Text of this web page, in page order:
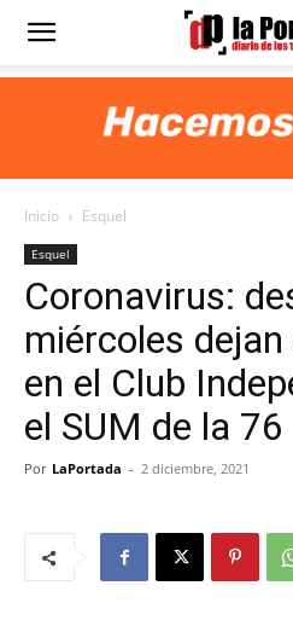
Diario
Portada
Inicio Esquel
Esquel
Coronavirus:
miércoles
en el Club
el SUM de la 76
Por LaPortada - 2 diciembre, 2021